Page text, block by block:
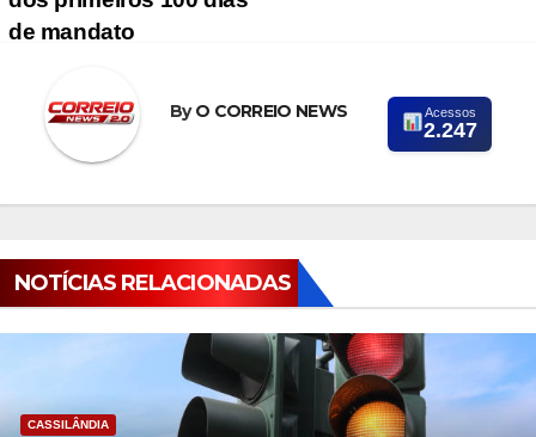
de mandato
ByO CORREIO NEWS Acessos
2.247
NOTÍCIAS RELACIONADAS
CASSILÂNDIA